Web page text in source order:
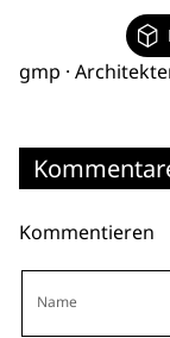
gmp ·
Kommentieren
Name